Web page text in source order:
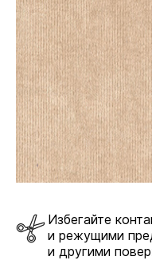
Избегайте
и режущими
и другими